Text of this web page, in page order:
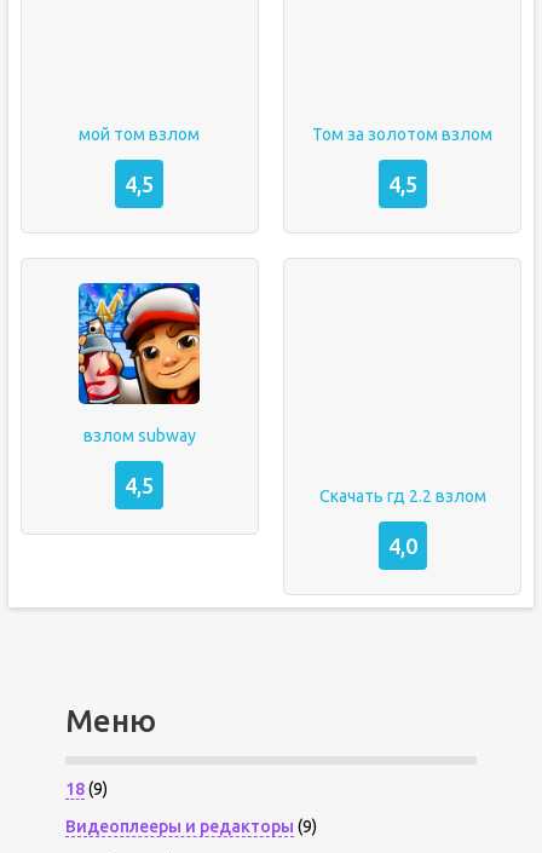
мой том взлом
4,5
Том за золотом взлом
4,5
взлом subway
4,5 Скачать гд 2.2 взлом
4,0
Меню
18(9)
Видеоплееры и редакторы (9)